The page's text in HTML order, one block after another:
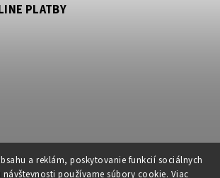
a reklám, poskytovanie funkcií sociálnych
používame súbory cookie. Viac
PLATBY